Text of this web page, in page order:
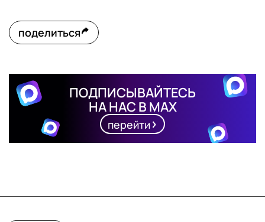
поделиться
ПОДПИСЫВАЙТЕСЬ
НА НАС В MAX
перейти